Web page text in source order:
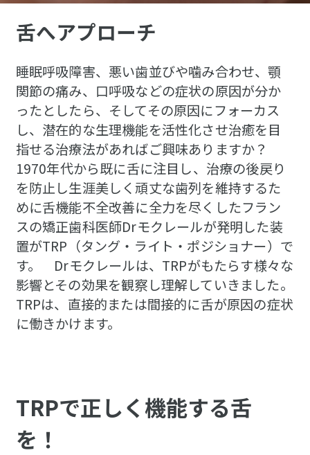
舌へアプローチ
睡眠呼吸障害、悪い歯並びや噛み合わせ、顎
関節の痛み、口呼吸などの症状の原因が分か
ったとしたら、そしてその原因にフォーカス
し、潜在的な生理機能を活性化させ治癒を目
指せる治療法があればご興味ありますか？
1970年代から既に舌に注目し、治療の後戻り
を防止し生涯美しく頑丈な歯列を維持するた
めに舌機能不全改善に全力を尽くしたフラン
スの矯正歯科医師Drモクレールが発明した装
置がTRP（タング・ライト・ポジショナー）で
す。 Drモクレールは、TRPがもたらす様々な
影響とその効果を観察し理解していきました。
TRPは、直接的または間接的に舌が原因の症状
に働きかけます。
TRPで正しく機能する舌
を！